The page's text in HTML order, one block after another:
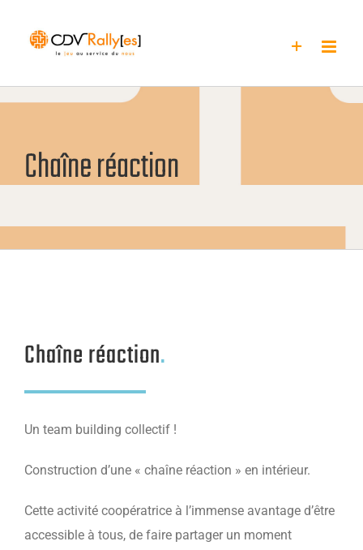
Chaîne réaction
Chaîne réaction.
Un team building collectif !
Construction d’une « chaîne réaction » en intérieur.
Cette activité coopératrice à l’immense avantage d’être
accessible à tous, de faire partager un moment